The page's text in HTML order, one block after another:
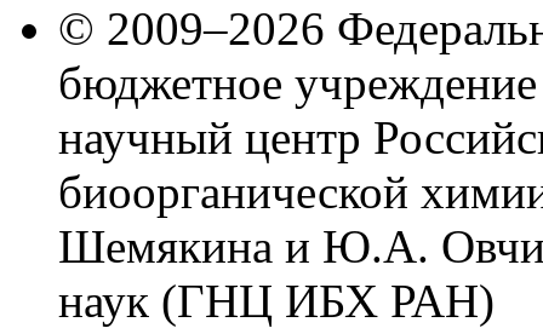
© 2009–2026
бюджетное
научный центр
биоорганической
Шемякина и Ю.А.
наук (ГНЦ ИБХ РАН)